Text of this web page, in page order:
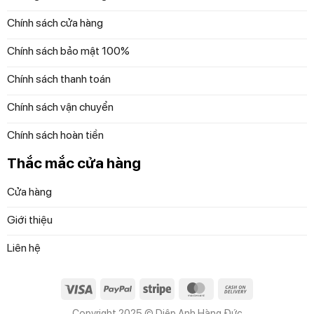
những bữa ăn gia đình ấm cúng đến những bữa tiệc sang
trọng.
Chính sách cửa hàng
Chính sách bảo mật 100%
Chính sách thanh toán
Chính sách vận chuyển
Chính sách hoàn tiền
Thắc mắc cửa hàng
Cửa hàng
Giới thiệu
Liên hệ
Visa PayPal Stripe MasterCard